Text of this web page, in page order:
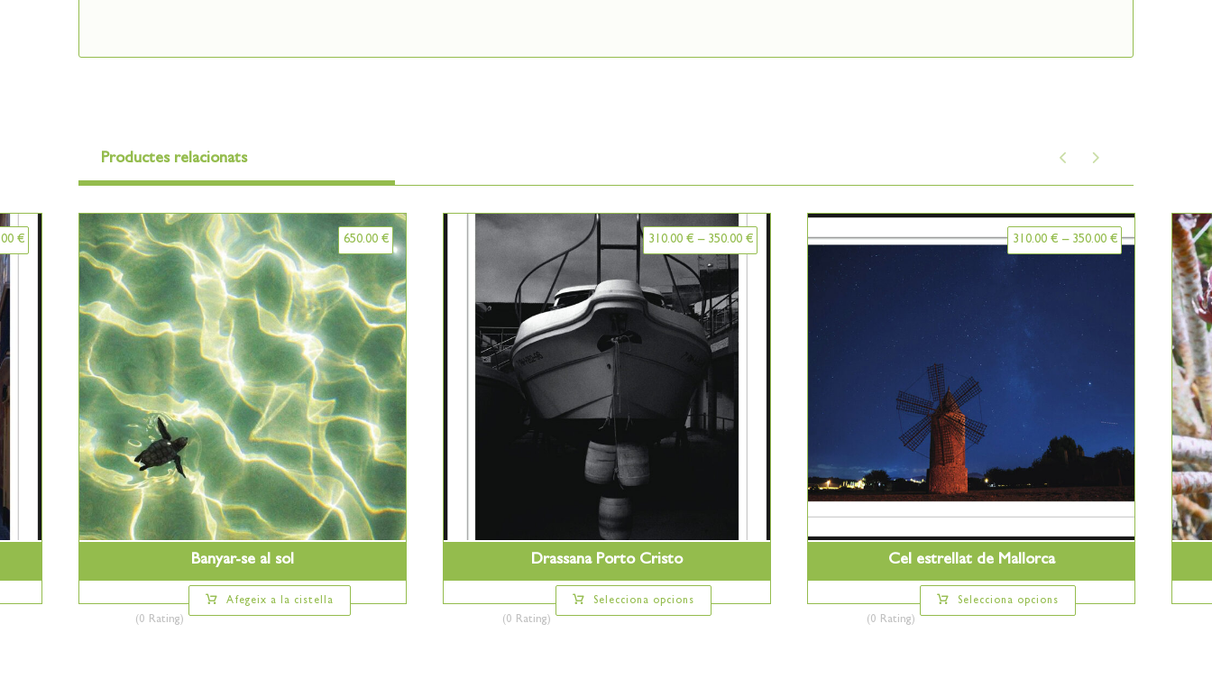
Productes relacionats
€
Banyar-se al sol
(0 Rating)
650.00 €
Afegeix a la cistella
Drassana Porto Cristo
(0 Rating)
310.00 € – 350.00 €
Selecciona opcions
Cel estrellat de Mallorca
(0 Rating)
310.00 € – 350.00 €
Selecciona opcions